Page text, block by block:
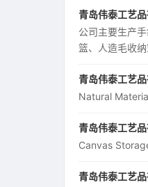
青岛伟泰工艺
公司主要生产
篮、人造毛收
青岛伟泰工艺
Natural
青岛伟泰工艺
Canvas
青岛伟泰工艺